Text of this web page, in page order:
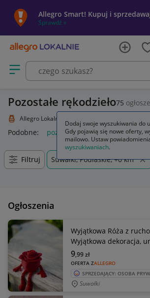
Allegro Smart! Kupuj i
Sprawdź »
Otwórz menu z kategoriami
Pozostałe rękodzieło75
Allegro Lokalnie
Podobne: pozostałe łóżka pozostałe
Filtruj Suwałki, Podlaskie, +0 km
Ogłoszenia
Wyjątkowa Róża z
Wyjątkowa dekoracja,
OFERTA ZALLEGRO
9,99zł
SPRZEDAJĄCY: OSOBA
Suwałki
Dodaj swoje wyszukiwania do
Gdy pojawią się nowe oferty,
mailowo. Ustaw
wyszukiwaniach.